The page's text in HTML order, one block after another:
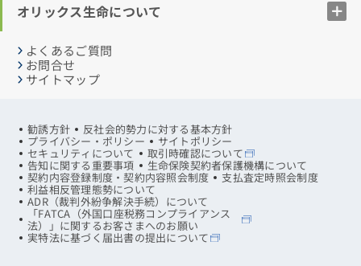
オリックス生命について
よくあるご質問
お問合せ
サイトマップ
勧誘方針 反社会的勢力に対する基本方針
プライバシー・ポリシー サイトポリシー
セキュリティについて 取引時確認について
告知に関する重要事項 生命保険契約者保護機構について
契約内容登録制度・契約内容照会制度 支払査定時照会制度
利益相反管理態勢について
ADR（裁判外紛争解決手続）について
「FATCA（外国口座税務コンプライアンス
法）」に関するお客さまへのお願い
実特法に基づく届出書の提出について